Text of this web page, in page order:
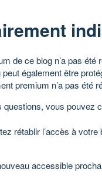
de ce blog n’a pas
également être
premium n’a pas été
questions, vous pouvez
rétablir l’accès à
accessible